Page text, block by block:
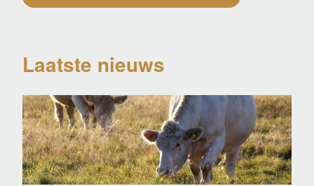
Laatste nieuws